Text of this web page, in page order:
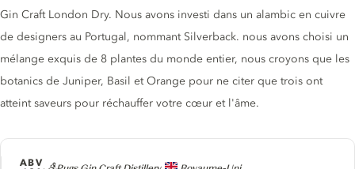
ABV
Gin Craft London Dry. Nous avons investi dans un alambic en cuivre
de designers au Portugal, nommant Silverback. nous avons choisi un
mélange exquis de 8 plantes du monde entier, nous croyons que les
botanics de Juniper, Basil et Orange pour ne citer que trois ont
atteint saveurs pour réchauffer votre cœur et l'âme.